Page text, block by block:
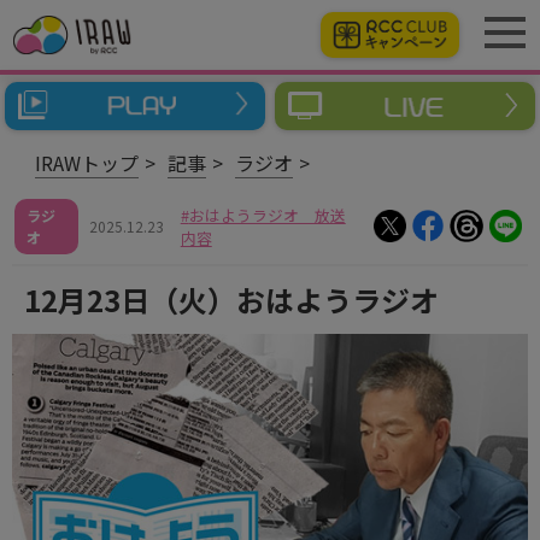
IRAWトップ 記事 ラジオ
ラジ
オ
2025.12.23
おはようラジオ 放送
内容
12月23日（火）おはようラジオ